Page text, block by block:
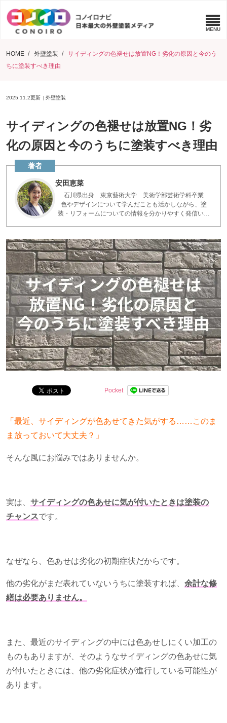
HOME 外壁塗装
サイディングの色褪せは放置NG！劣化の原因と今のう
ちに塗装すべき理由
2025.11.2更新 外壁塗装
サイディングの色褪せは放置NG！劣
化の原因と今のうちに塗装すべき理由
安田恵菜
石川県出身 東京藝術大学 美術学部芸術学科卒業
色やデザインについて学んだことも活かしながら、塗
装・リフォームについての情報を分かりやすく発信いた
丁寧な記事づくりを心がけています！
Pocket
「最近、サイディングが色あせてきた気がする……このま
ま放っておいて大丈夫？」
そんな風にお悩みではありませんか。
実は、 サイディングの色あせに気が付いたときは塗装の
チャンスです。
なぜなら、色あせは劣化の初期症状だからです。
他の劣化がまだ表れていないうちに塗装すれば、 余計な修
繕は必要ありません。
また、最近のサイディングの中には色あせしにくい加工の
ものもありますが、そのようなサイディングの色あせに気
が付いたときには、他の劣化症状が進行している可能性が
あります。